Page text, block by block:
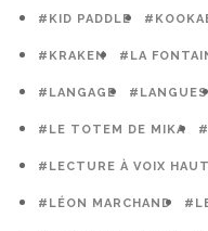
#KID PADDLE
#KRAKEN #LA
#LANGAGE #LANGUES
#LE TOTEM DE MIKA
#LECTURE À VOIX
#LÉON MARCHAND